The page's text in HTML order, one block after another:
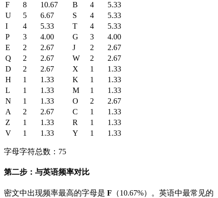
F
8 10.67 B 4
5.33
U
5 6.67 S 4
5.33
I
4 5.33 T 4
5.33
P
3 4.00 G 3
4.00
E
2 2.67 J 2
2.67
Q
2 2.67 W 2
2.67
D
2 2.67 X 1
1.33
H
1 1.33 K 1
1.33
L
1 1.33 M 1
1.33
N
1 1.33 O 2
2.67
A
2 2.67 C 1
1.33
Z
1 1.33 R 1
1.33
V
1 1.33 Y 1 1.33
字母字符总数：75
第二步：与英语频率对比
密文中出现频率最高的字母是 F （10.67%）。英语中最常见的